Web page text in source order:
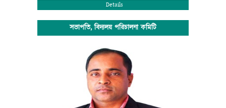
Details
সভাপতি, বিদ্যলয় পরিচালনা কমিটি